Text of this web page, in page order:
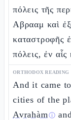
πόλεις τῆς
Αβρααμ καὶ
καταστροφῆς
πόλεις, ἐν
ORTHODOX READING
And it came
cities of the
Avrahàmⓘ